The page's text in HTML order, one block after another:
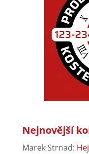
Nejnovější
Marek Strnad: